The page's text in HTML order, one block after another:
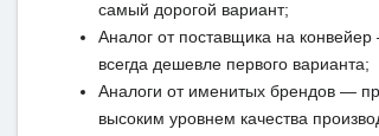
самый дорогой вариант;
Аналог от поставщика на
всегда дешевле первого варианта;
Аналоги от именитых брендов —
высоким уровнем качества